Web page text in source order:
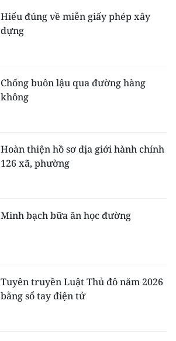
Hiểu đúng về miễn giấy phép xây
dựng
Chống buôn lậu qua đường hàng
không
Hoàn thiện hồ sơ địa giới hành chính
126 xã, phường
Minh bạch bữa ăn học đường
Tuyên truyền Luật Thủ đô năm 2026
bằng sổ tay điện tử